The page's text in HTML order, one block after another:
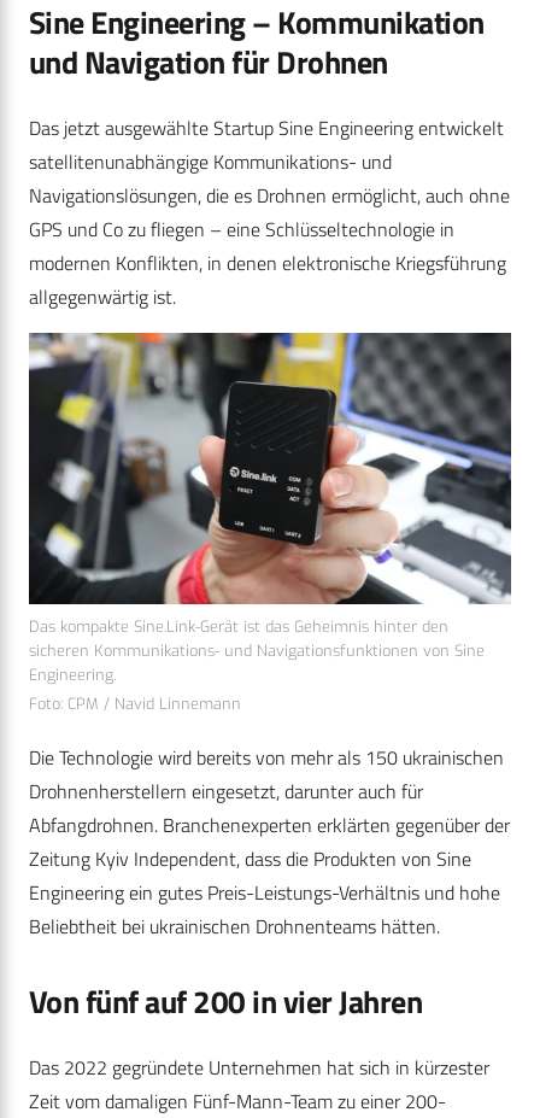
Sine Engineering – Kommunikation
und Navigation für Drohnen
Das jetzt ausgewählte Startup Sine Engineering entwickelt
satellitenunabhängige Kommunikations- und
Navigationslösungen, die es Drohnen ermöglicht, auch ohne
GPS und Co zu fliegen – eine Schlüsseltechnologie in
modernen Konflikten, in denen elektronische Kriegsführung
allgegenwärtig ist.
Das kompakte Sine.Link-Gerät ist das Geheimnis hinter den
sicheren Kommunikations- und Navigationsfunktionen von Sine
Engineering.
Foto: CPM / Navid Linnemann
Die Technologie wird bereits von mehr als 150 ukrainischen
Drohnenherstellern eingesetzt, darunter auch für
Abfangdrohnen. Branchenexperten erklärten gegenüber der
Zeitung Kyiv Independent, dass die Produkten von Sine
Engineering ein gutes Preis-Leistungs-Verhältnis und hohe
Beliebtheit bei ukrainischen Drohnenteams hätten.
Von fünf auf 200 in vier Jahren
Das 2022 gegründete Unternehmen hat sich in kürzester
Zeit vom damaligen Fünf-Mann-Team zu einer 200-